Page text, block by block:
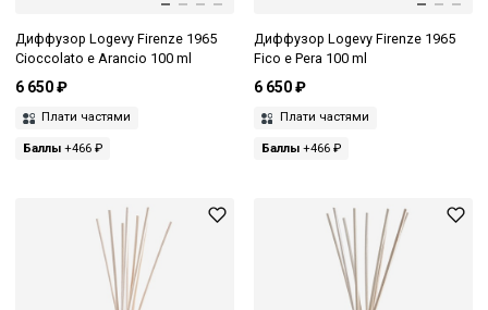
Диффузор Logevy Firenze 1965
Cioccolato e Arancio 100 ml
6 650 ₽
Плати частями
Баллы +466 ₽
Диффузор Logevy Firenze 1965
Fico e Pera 100 ml
6 650 ₽
Плати частями
Баллы+466 ₽